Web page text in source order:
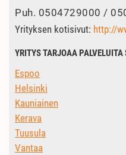
Puh. 0504729000 /
Yrityksen kotisivut: http://
YRITYS TARJOAA
Espoo
Helsinki
Kauniainen
Kerava
Tuusula
Vantaa